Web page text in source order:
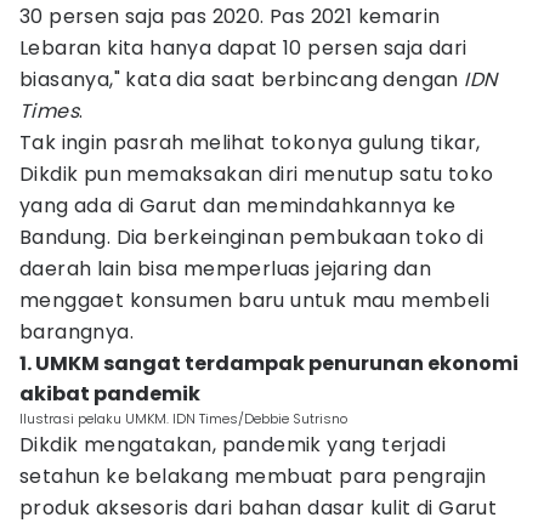
30 persen saja pas 2020. Pas 2021 kemarin
Lebaran kita hanya dapat 10 persen saja dari
biasanya," kata dia saat berbincang dengan IDN
Times.
Tak ingin pasrah melihat tokonya gulung tikar,
Dikdik pun memaksakan diri menutup satu toko
yang ada di Garut dan memindahkannya ke
Bandung. Dia berkeinginan pembukaan toko di
daerah lain bisa memperluas jejaring dan
menggaet konsumen baru untuk mau membeli
barangnya.
1. UMKM sangat terdampak penurunan ekonomi
akibat pandemik
Ilustrasi pelaku UMKM. IDN Times/Debbie Sutrisno
Dikdik mengatakan, pandemik yang terjadi
setahun ke belakang membuat para pengrajin
produk aksesoris dari bahan dasar kulit di Garut